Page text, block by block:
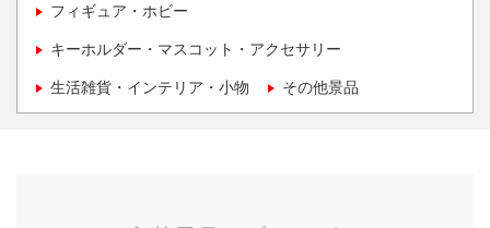
フィギュア・ホビー
キーホルダー・マスコット・アクセサリー
生活雑貨・インテリア・小物 その他景品